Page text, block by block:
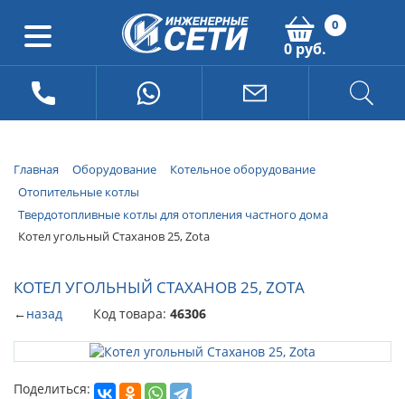
0
0 руб.
Главная Оборудование
Котельное оборудование
Отопительные котлы
Твердотопливные котлы для отопления частного дома
Котел угольный Стаханов 25, Zota
КОТЕЛ УГОЛЬНЫЙ СТАХАНОВ 25, ZOTA
←назад Код товара: 46306
Поделиться: